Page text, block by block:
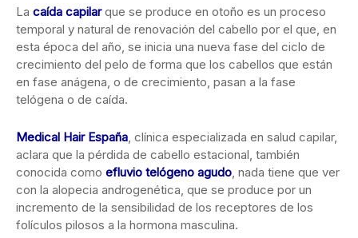
La caída capilarque se produce en otoño es un proceso
temporal y natural de renovación del cabello por el que, en
esta época del año, se inicia una nueva fase del ciclo de
crecimiento del pelo de forma que los cabellos que están
en fase anágena, o de crecimiento, pasan a la fase
telógena o de caída.
Medical Hair España, clínica especializada en salud capilar,
aclara que la pérdida de cabello estacional, también
conocida como efluvio telógeno agudo, nada tiene que ver
con la alopecia androgenética, que se produce por un
incremento de la sensibilidad de los receptores de los
folículos pilosos a la hormona masculina.